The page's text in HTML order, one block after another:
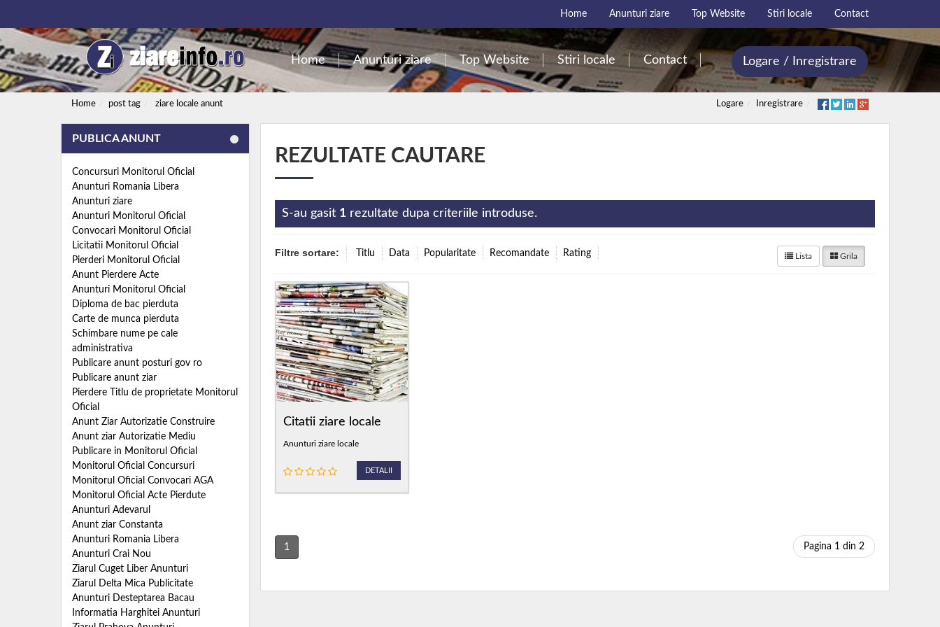
Home Anunturi ziare Top Website Stiri locale Contact
Home Anunturi ziare Top Website Stiri locale Contact Logare / Inregistrare
Home post tag ziare locale anunt Logare Inregistrare
PUBLICA ANUNT
Concursuri Monitorul Oficial
Anunturi Romania Libera
Anunturi ziare
Anunturi Monitorul Oficial
Convocari Monitorul Oficial
Licitatii Monitorul Oficial
Pierderi Monitorul Oficial
Anunt Pierdere Acte
Anunturi Monitorul Oficial
Diploma de bac pierduta
Carte de munca pierduta
Schimbare nume pe cale
administrativa
Publicare anunt posturi gov ro
Publicare anunt ziar
Pierdere Titlu de proprietate Monitorul
Oficial
Anunt Ziar Autorizatie Construire
Anunt ziar Autorizatie Mediu
Publicare in Monitorul Oficial
Monitorul Oficial Concursuri
Monitorul Oficial Convocari AGA
Monitorul Oficial Acte Pierdute
Anunturi Adevarul
Anunt ziar Constanta
Anunturi Romania Libera
Anunturi Crai Nou
Ziarul Cuget Liber Anunturi
Ziarul Delta Mica Publicitate
Anunturi Desteptarea Bacau
Informatia Harghitei Anunturi
REZULTATE CAUTARE
S-au gasit 1 rezultate dupa criteriile introduse.
Filtre sortare: Titlu Data Popularitate Recomandate Rating Lista Grila
Citatii ziare locale
Anunturi ziare locale
DETALII
1 Pagina 1 din 2